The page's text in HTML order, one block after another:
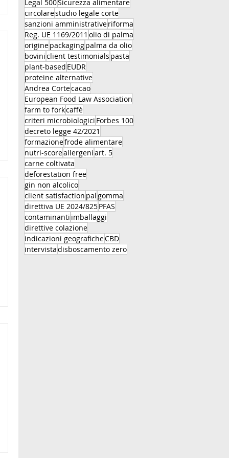
Legal 500Sicurezza alimentare
circolarestudio legale corte
sanzioni amministrativeriforma
Reg. UE 1169/2011 olio di palma
originepackagingpalma da olio
boviniclient testimonials pasta
plant-based EUDR
proteine alternative
Andrea Cortecacao
European Food Law Association
farm to forkcaffè
criteri microbiologici Forbes 100
decreto legge 42/2021
formazionefrode alimentare
nutri-scoreallergeniart. 5
carne coltivata
deforestation free
gin non alcolico
client satisfaction palgomma
direttiva UE 2024/825PFAS
contaminanti imballaggi
direttive colazione
indicazioni geograficheCBD
intervistadisboscamento zero